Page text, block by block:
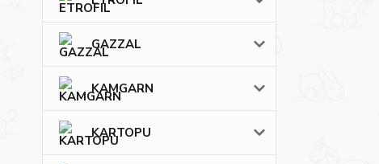
GAZZAL
KAMGARN
KARTOPU